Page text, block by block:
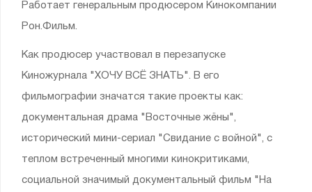
Работает генеральным продюсером Кинокомпании
Рон.Фильм.
Как продюсер участвовал в перезапуске
Киножурнала "ХОЧУ ВСЁ ЗНАТЬ". В его
фильмографии значатся такие проекты как:
документальная драма "Восточные жёны",
исторический мини-сериал "Свидание с войной", с
теплом встреченный многими кинокритиками,
социальной значимый документальный фильм "На